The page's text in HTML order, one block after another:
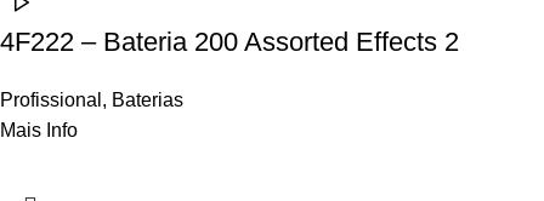
4F222 – Bateria 200 Assorted Effects 2
Profissional , Baterias
Mais Info